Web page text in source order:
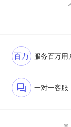
百万 服务百万用
一对一客服